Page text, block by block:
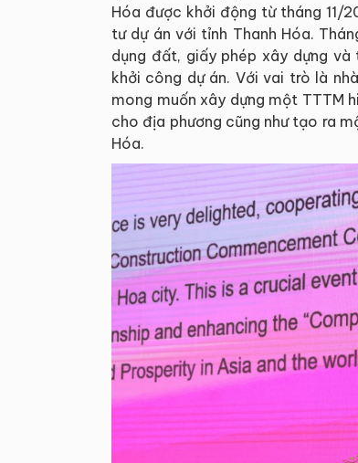
Hóa được khởi động từ tháng 11/
tư dự án với tỉnh Thanh Hóa.
dụng đất, giấy phép xây dựng
khởi công dự án. Với vai trò là
mong muốn xây dựng một TTTM
cho địa phương cũng như tạo ra
Hóa.